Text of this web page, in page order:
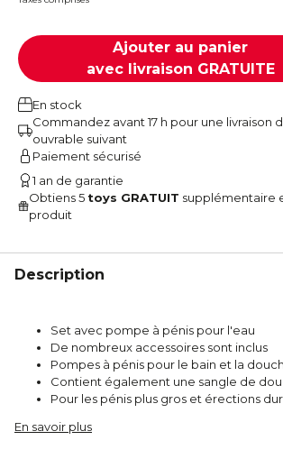
Ajouter au panier
avec livraison GRATUITE
En stock
Commandez avant 17 h pour une livraison
ouvrable suivant
Paiement sécurisé
1 an de garantie
Obtiens 5 toys GRATUIT supplémentaire
produit
Description
Set avec pompe à pénis pour l'eau
De nombreux accessoires sont inclus
Pompes à pénis pour le bain et la
Contient également une sangle de
Pour les pénis plus gros et érections
En savoir plus